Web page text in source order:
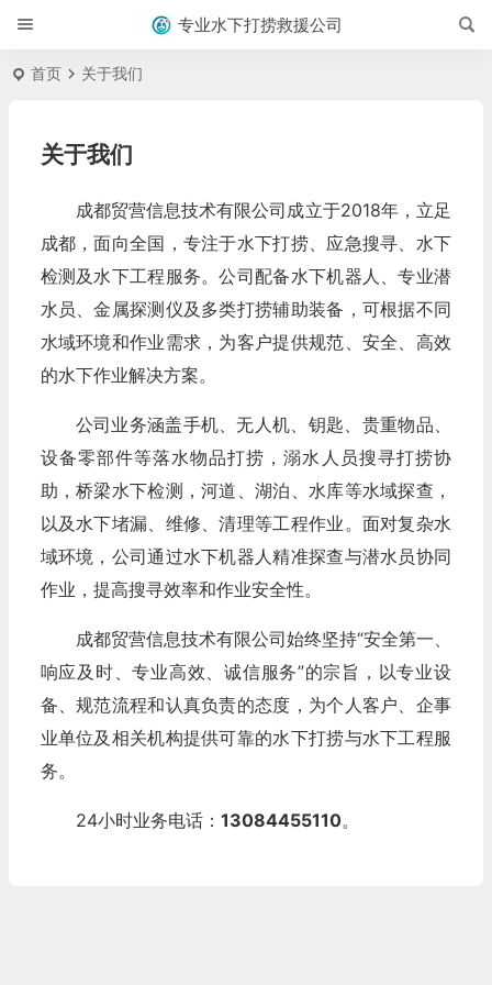
专业水下打捞救援公司
首页 关于我们
关于我们
成都贸营信息技术有限公司成立于2018年，立足
成都，面向全国，专注于水下打捞、应急搜寻、水下
检测及水下工程服务。公司配备水下机器人、专业潜
水员、金属探测仪及多类打捞辅助装备，可根据不同
水域环境和作业需求，为客户提供规范、安全、高效
的水下作业解决方案。
公司业务涵盖手机、无人机、钥匙、贵重物品、
设备零部件等落水物品打捞，溺水人员搜寻打捞协
助，桥梁水下检测，河道、湖泊、水库等水域探查，
以及水下堵漏、维修、清理等工程作业。面对复杂水
域环境，公司通过水下机器人精准探查与潜水员协同
作业，提高搜寻效率和作业安全性。
成都贸营信息技术有限公司始终坚持“安全第一、
响应及时、专业高效、诚信服务”的宗旨，以专业设
备、规范流程和认真负责的态度，为个人客户、企事
业单位及相关机构提供可靠的水下打捞与水下工程服
务。
24小时业务电话： 13084455110。